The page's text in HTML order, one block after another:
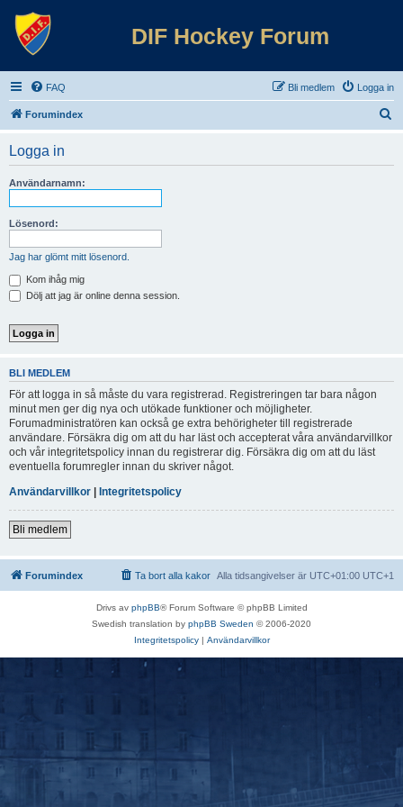
DIF Hockey Forum
FAQ Logga in
Bli medlem
Forumindex
Logga in
Användarnamn:
Lösenord:
Jag har glömt mitt lösenord.
Kom ihåg mig
Dölj att jag är online denna session.
BLI MEDLEM
För att logga in så måste du vara registrerad. Registreringen tar bara någon
minut men ger dig nya och utökade funktioner och möjligheter.
Forumadministratören kan också ge extra behörigheter till registrerade
användare. Försäkra dig om att du har läst och accepterat våra användarvillkor
och vår integritetspolicy innan du registrerar dig. Försäkra dig om att du läst
eventuella forumregler innan du skriver något.
Användarvillkor | Integritetspolicy
Bli medlem
Forumindex Alla tidsangivelser är UTC+01:00 UTC+1
Ta bort alla kakor
Drivs av phpBB® Forum Software © phpBB Limited
Swedish translation by phpBB Sweden © 2006-2020
Integritetspolicy| Användarvillkor